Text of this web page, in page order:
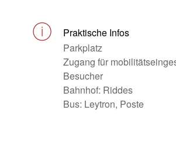
Praktische Infos
Parkplatz
Zugang für
Besucher
Bahnhof: Riddes
Bus: Leytron, Poste